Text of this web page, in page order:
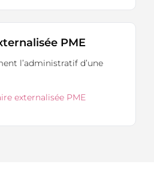
PME
l’administratif d’une
externalisée PME